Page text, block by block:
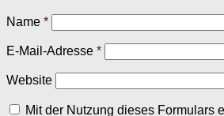
Name *
E-Mail-Adresse *
Website
Mit der Nutzung dieses Formulars